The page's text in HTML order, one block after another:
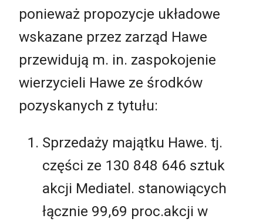
ponieważ propozycje układowe
wskazane przez zarząd Hawe
przewidują m. in. zaspokojenie
wierzycieli Hawe ze środków
pozyskanych z tytułu:
Sprzedaży majątku Hawe. tj.
części ze 130 848 646 sztuk
akcji Mediatel. stanowiących
łącznie 99,69 proc.akcji w